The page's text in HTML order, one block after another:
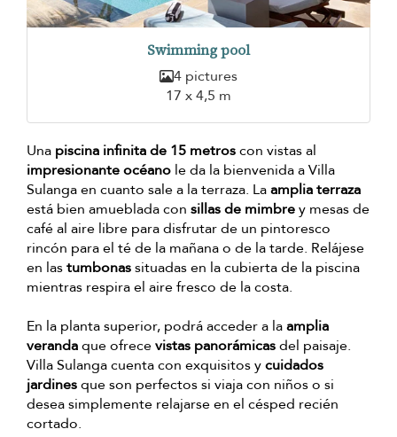
Swimming pool
4 pictures
17 x 4,5 m
Una piscina infinita de 15 metroscon vistas al
impresionante océano le da la bienvenida a Villa
Sulanga en cuanto sale a la terraza. Laamplia terraza
está bien amueblada con sillas de mimbrey mesas de
café al aire libre para disfrutar de un pintoresco
rincón para el té de la mañana o de la tarde. Relájese
en lastumbonassituadas en la cubierta de la piscina
mientras respira el aire fresco de la costa.
En la planta superior, podrá acceder a laamplia
verandaque ofrecevistas panorámicasdel paisaje.
Villa Sulanga cuenta con exquisitos ycuidados
jardinesque son perfectos si viaja con niños o si
desea simplemente relajarse en el césped recién
cortado.